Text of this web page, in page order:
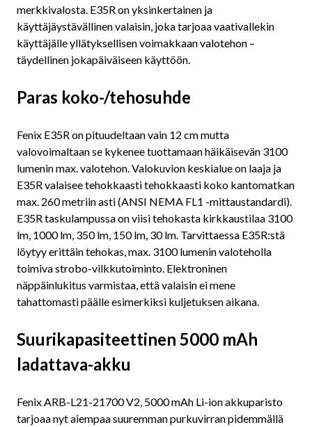
merkkivalosta. E35R on yksinkertainen ja
käyttäjäystävällinen valaisin, joka tarjoaa vaativallekin
käyttäjälle yllätyksellisen voimakkaan valotehon –
täydellinen jokapäiväiseen käyttöön.
Paras koko-/tehosuhde
Fenix E35R on pituudeltaan vain 12 cm mutta
valovoimaltaan se kykenee tuottamaan häikäisevän 3100
lumenin max. valotehon. Valokuvion keskialue on laaja ja
E35R valaisee tehokkaasti tehokkaasti koko kantomatkan
max. 260 metriin asti (ANSI NEMA FL1 -mittaustandardi).
E35R taskulampussa on viisi tehokasta kirkkaustilaa 3100
lm, 1000 lm, 350 lm, 150 lm, 30 lm. Tarvittaessa E35R:stä
löytyy erittäin tehokas, max. 3100 lumenin valoteholla
toimiva strobo-vilkkutoiminto. Elektroninen
näppäinlukitus varmistaa, että valaisin ei mene
tahattomasti päälle esimerkiksi kuljetuksen aikana.
Suurikapasiteettinen 5000 mAh
ladattava-akku
Fenix ARB-L21-21700 V2, 5000 mAh Li-ion akkuparisto
tarjoaa nyt aiempaa suuremman purkuvirran pidemmällä